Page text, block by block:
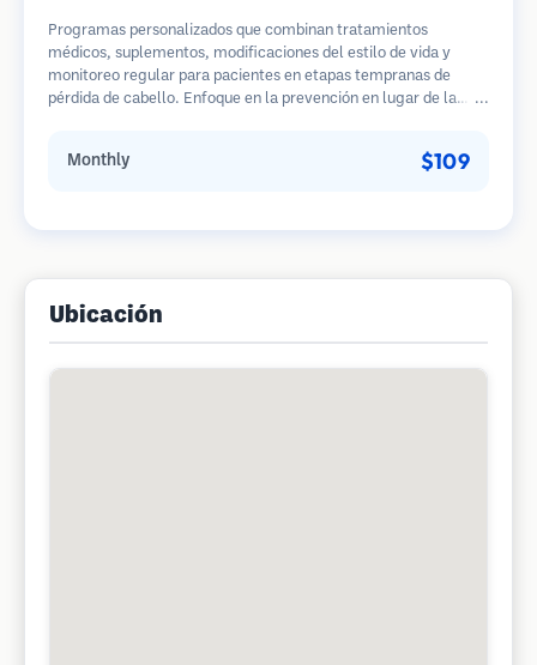
Programas personalizados que combinan tratamientos
médicos, suplementos, modificaciones del estilo de vida y
monitoreo regular para pacientes en etapas tempranas de
pérdida de cabello. Enfoque en la prevención en lugar de la
Monthly $109
Ubicación